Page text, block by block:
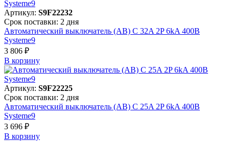
Артикул: S9F22232
Срок поставки: 2 дня
Автоматический выключатель (АВ) C 32A 2P 6kA 400В
Systeme9
3 806 ₽
В корзинy
Артикул: S9F22225
Срок поставки: 2 дня
Автоматический выключатель (АВ) C 25A 2P 6kA 400В
Systeme9
3 696 ₽
В корзинy